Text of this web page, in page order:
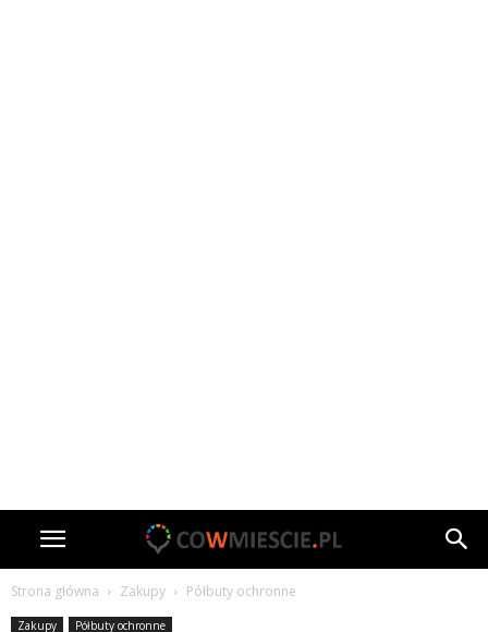
Strona główna Zakupy Półbuty ochronne
Zakupy Półbuty ochronne